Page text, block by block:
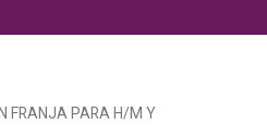
FRANJA PARA H/M Y